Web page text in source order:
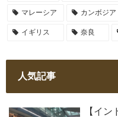
マレーシア カンボジア
イギリス 奈良
人気記事
【イ